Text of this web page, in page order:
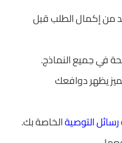
من إكمال الطلب قبل
في جميع النماذج.
يظهر دوافعك
رسائل التوصيةالخاصة بك.